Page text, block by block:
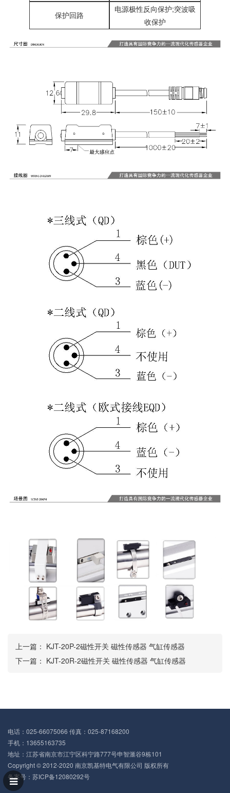
保护回路
电源极性反向保护;突波吸
收保护
上一篇： KJT-20P-2磁性开关 磁性传感器 气缸传感器
下一篇： KJT-20R-2磁性开关 磁性传感器 气缸传感器
电话：025-66075066 传真：025-87168200
手机：13655163735
地址：江苏省南京市江宁区科宁路777号申智滙谷9栋101
Copyright © 2012-2020 南京凯基特电气有限公司 版权所有
备案号： 苏ICP备12080292号